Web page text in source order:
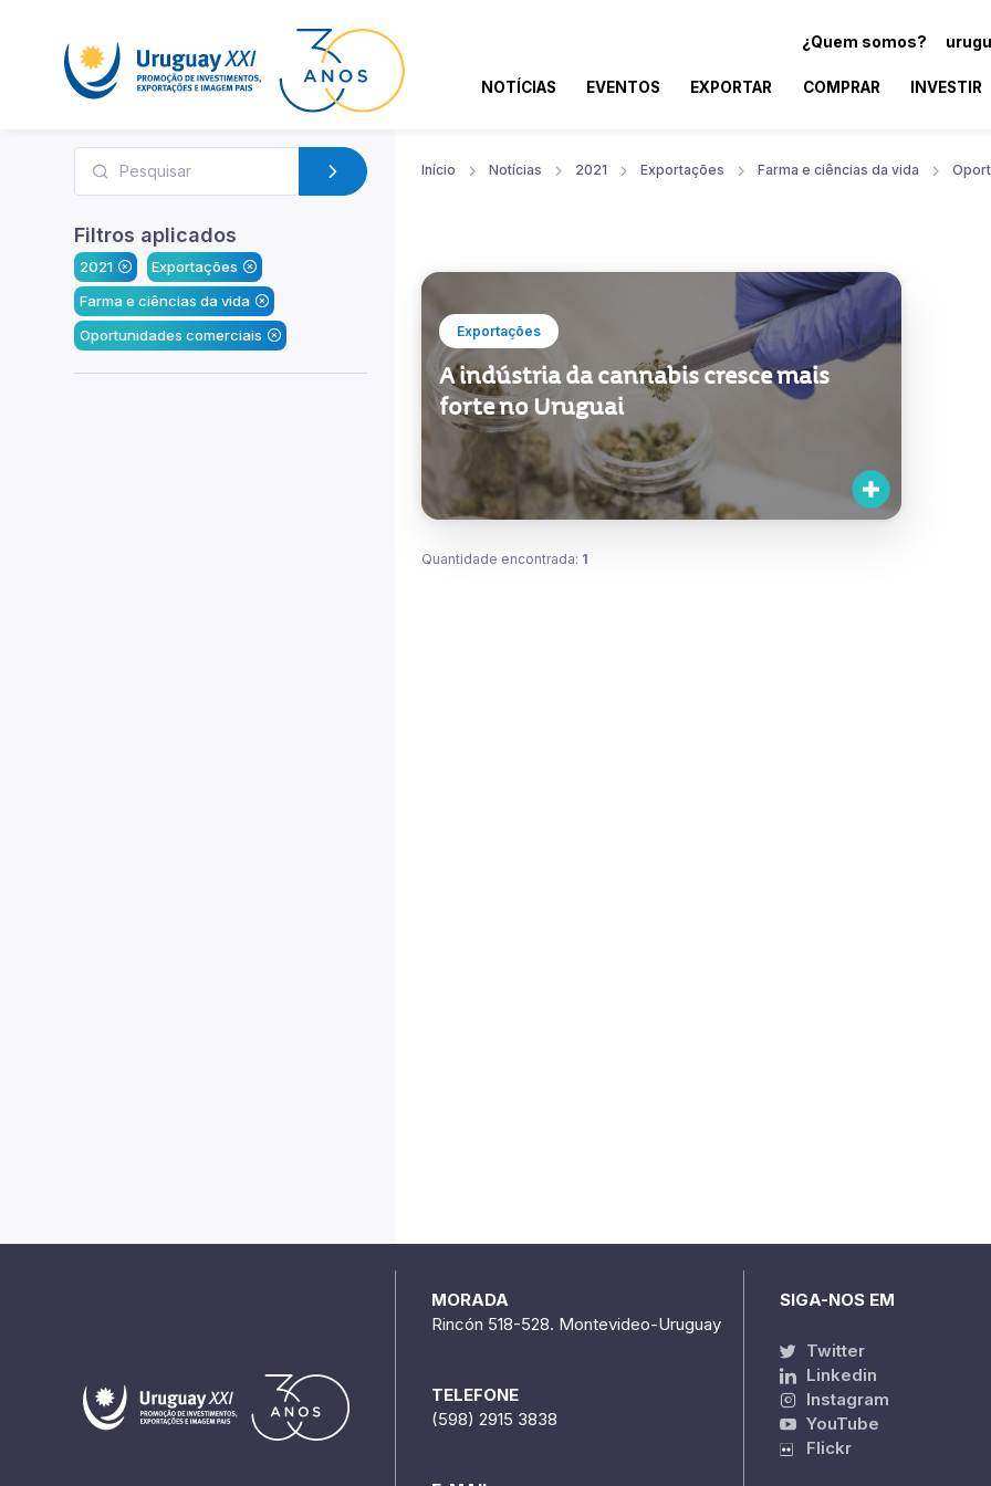
¿Quem somos?
NOTÍCIAS EVENTOS EXPORTAR COMPRAR INVESTIR
Filtros aplicados
2021
Exportações
Farma e ciências da vida
Oportunidades comerciais
Início Notícias 2021 Exportações Farma e ciências da vida
Exportações
A indústria da cannabis cresce mais
forte no Uruguai
Quantidade encontrada: 1
MORADA
Rincón 518-528. Montevideo-Uruguay
TELEFONE
(598) 2915 3838
SIGA-NOS EM
Twitter
Linkedin
Instagram
YouTube
Flickr